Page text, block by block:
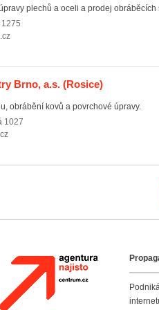
plechů a oceli a prodej obráběcích
1275
Brno, a.s. (Rosice)
obrábění kovů a povrchové úpravy.
1027
Agentura